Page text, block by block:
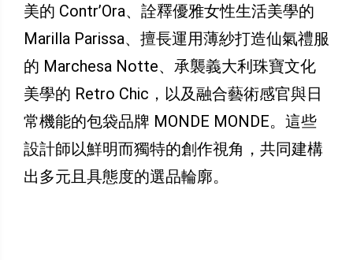
美的 Contr’Ora、詮釋優雅女性生活美學的
Marilla Parissa、擅長運用薄紗打造仙氣禮服
的 Marchesa Notte、承襲義大利珠寶文化
美學的 Retro Chic，以及融合藝術感官與日
常機能的包袋品牌 MONDE MONDE。這些
設計師以鮮明而獨特的創作視角，共同建構
出多元且具態度的選品輪廓。